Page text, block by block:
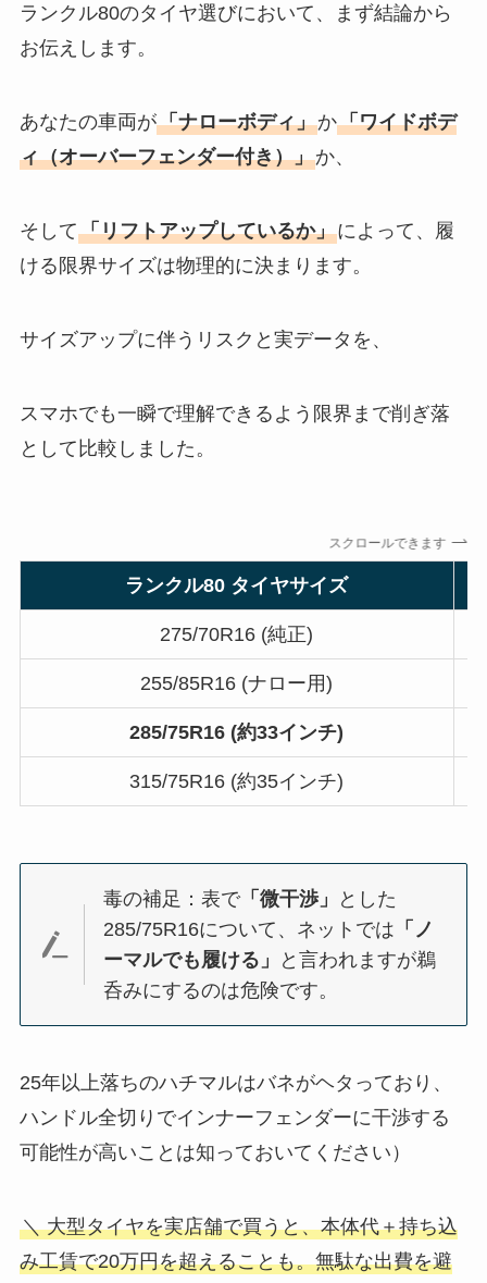
ランクル80のタイヤ選びにおいて、まず結論から
お伝えします。
あなたの車両が「ナローボディ」か「ワイドボデ
ィ（オーバーフェンダー付き）」か、
そして「リフトアップしているか」によって、履
ける限界サイズは物理的に決まります。
サイズアップに伴うリスクと実データを、
スマホでも一瞬で理解できるよう限界まで削ぎ落
として比較しました。
スクロールできます
ランクル80 タイヤサイズ
275/70R16 (純正)
255/85R16 (ナロー用)
285/75R16 (約33インチ)
315/75R16 (約35インチ)
毒の補足：表で「微干渉」
とした
285/75R16について、ネットでは 「ノ
ーマルでも履ける」
と言われますが鵜
呑みにするのは危険です。
25年以上落ちのハチマルはバネがヘタっており、
ハンドル全切りでインナーフェンダーに干渉する
可能性が高いことは知っておいてください）
＼ 大型タイヤを実店舗で買うと、本体代＋持ち込
み工賃で20万円を超えることも。無駄な出費を避